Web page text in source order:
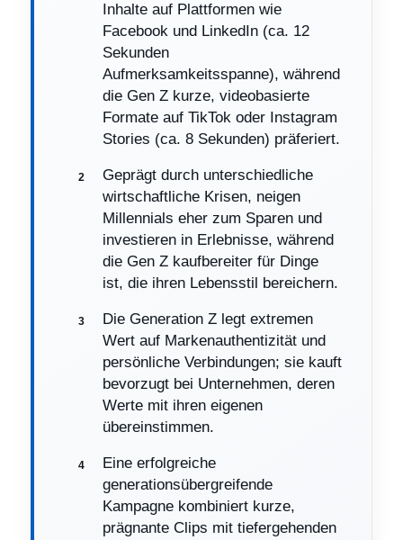
Inhalte auf Plattformen wie
Facebook und LinkedIn (ca. 12
Sekunden
Aufmerksamkeitsspanne), während
die Gen Z kurze, videobasierte
Formate auf TikTok oder Instagram
Stories (ca. 8 Sekunden) präferiert.
Geprägt durch unterschiedliche
wirtschaftliche Krisen, neigen
Millennials eher zum Sparen und
investieren in Erlebnisse, während
die Gen Z kaufbereiter für Dinge
ist, die ihren Lebensstil bereichern.
Die Generation Z legt extremen
Wert auf Markenauthentizität und
persönliche Verbindungen; sie kauft
bevorzugt bei Unternehmen, deren
Werte mit ihren eigenen
übereinstimmen.
Eine erfolgreiche
generationsübergreifende
Kampagne kombiniert kurze,
prägnante Clips mit tiefergehenden